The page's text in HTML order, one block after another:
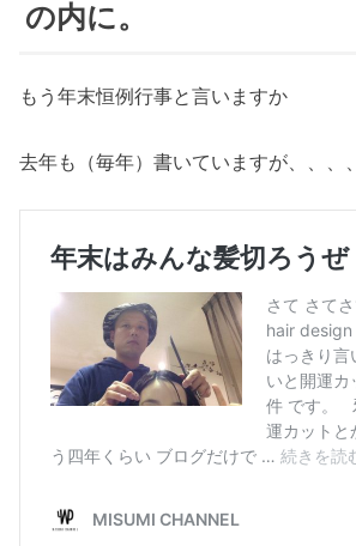
の内に。
もう年末恒例行事と言いますか
去年も（毎年）書いていますが、、、、